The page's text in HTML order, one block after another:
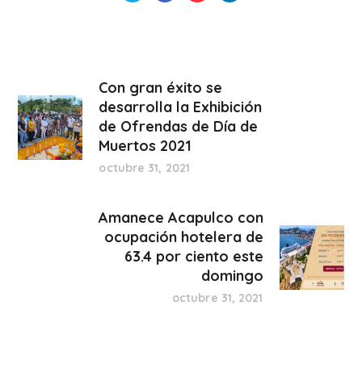
Con gran éxito se
desarrolla la Exhibición
de Ofrendas de Día de
Muertos 2021
octubre 31, 2021
Amanece Acapulco con
ocupación hotelera de
63.4 por ciento este
domingo
octubre 31, 2021